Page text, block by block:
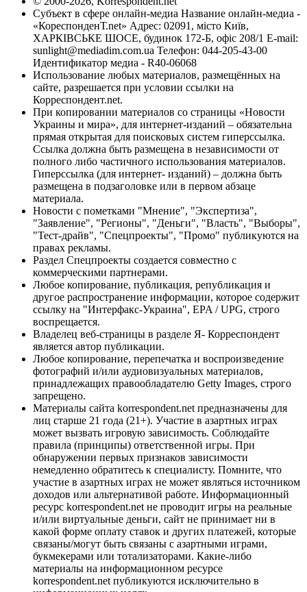
Субъект в сфере онлайн-медиа Название онлайн-медиа -
«КореспонденТ.net» Адрес: 02091, місто Київ,
ХАРКІВСЬКЕ ШОСЕ, будинок 172-Б, офіс 208/1 E-mail:
sunlight@mediadim.com.ua Телефон: 044-205-43-00
Идентификатор медиа - R40-06068
Использование любых материалов, размещённых на
сайте, разрешается при условии ссылки на
Корреспондент.net.
При копировании материалов со страницы «Новости
Украины и мира», для интернет-изданий – обязательна
прямая открытая для поисковых систем гиперссылка.
Ссылка должна быть размещена в независимости от
полного либо частичного использования материалов.
Гиперссылка (для интернет- изданий) – должна быть
размещена в подзаголовке или в первом абзаце
материала.
Новости с пометками "Мнение", "Экспертиза",
"Заявление", "Регионы", "Деньги", "Власть", "Выборы",
"Тест-драйв", "Спецпроекты", "Промо" публикуются на
правах рекламы.
Раздел Спецпроекты создается совместно с
коммерческими партнерами.
Любое копирование, публикация, републикация и
другое распространение информации, которое содержит
ссылку на "Интерфакс-Украина", EPA / UPG, строго
воспрещается.
Владелец веб-страницы в разделе Я- Корреспондент
является автор публикации.
Любое копирование, перепечатка и воспроизведение
фотографий и/или аудиовизуальных материалов,
принадлежащих правообладателю Getty Images, строго
запрещено.
Материалы сайта korrespondent.net предназначены для
лиц старше 21 года (21+). Участие в азартных играх
может вызвать игровую зависимость. Соблюдайте
правила (принципы) ответственной игры. При
обнаружении первых признаков зависимости
немедленно обратитесь к специалисту. Помните, что
участие в азартных играх не может являться источником
доходов или альтернативой работе. Информационный
ресурс korrespondent.net не проводит игры на реальные
и/или виртуальные деньги, сайт не принимает ни в
какой форме оплату ставок и других платежей, которые
связаны/могут быть связаны с азартными играми,
букмекерами или тотализаторами. Какие-либо
материалы на информационном ресурсе
korrespondent.net публикуются исключительно в